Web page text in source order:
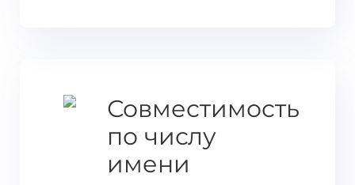
Совместимость
по числу
имени